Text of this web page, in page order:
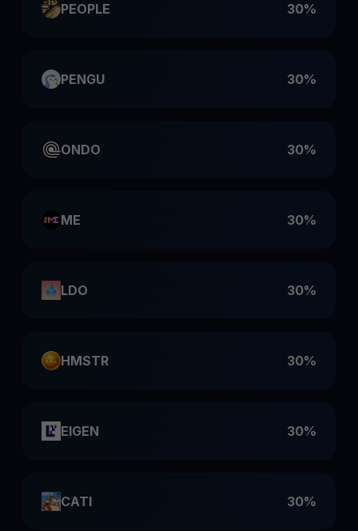
PEOPLE 30%
PENGU 30%
ONDO 30%
ME 30%
LDO 30%
HMSTR 30%
EIGEN 30%
CATI 30%